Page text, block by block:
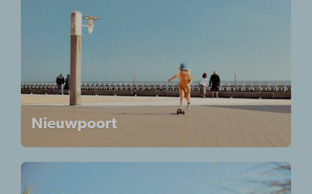
Nieuwpoort